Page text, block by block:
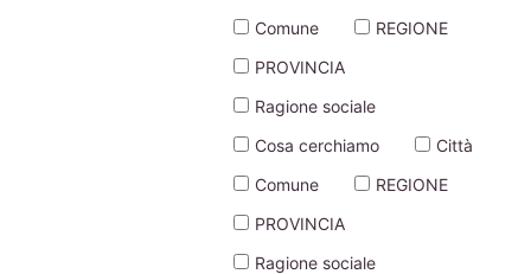
Comune
REGIONE
PROVINCIA
Ragione sociale
Cosa cerchiamo
Città
Comune
REGIONE
PROVINCIA
Ragione sociale